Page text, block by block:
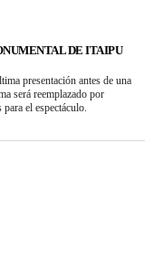
DE ITAIPU
presentación antes de una
será reemplazado por
el espectáculo.